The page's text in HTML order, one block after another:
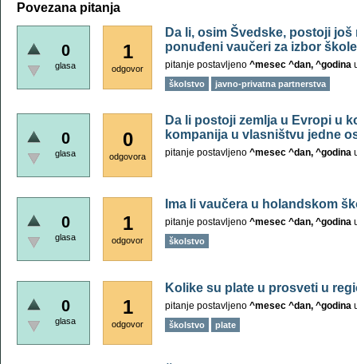
Povezana pitanja
0
glasa
1
odgovor
Da li, osim Švedske, postoji
ponuđeni vaučeri za izbor
pitanje postavljeno ^mesec ^dan, ^godina
školstvo javno-privatna partnerstva
0
glasa
0
odgovora
Da li postoji zemlja u Evropi u
kompanija u vlasništvu jedne
pitanje postavljeno ^mesec ^dan, ^godina
0
glasa
1
odgovor
Ima li vaučera u holandskom
pitanje postavljeno ^mesec ^dan, ^godina
školstvo
0
glasa
1
odgovor
Kolike su plate u prosveti u
pitanje postavljeno ^mesec ^dan, ^godina
školstvo plate